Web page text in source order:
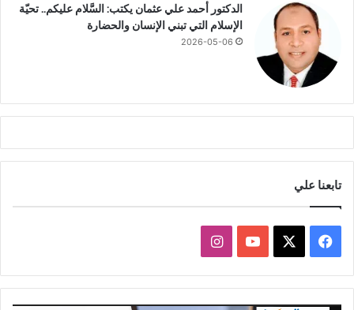
الدكتور أحمد علي عثمان يكتب: السَّلام عليكم.. تحيّة
الإسلام التي تبني الإنسان والحضارة
2026-05-06
تابعنا علي
ي
س
X
Y
o
ن
س